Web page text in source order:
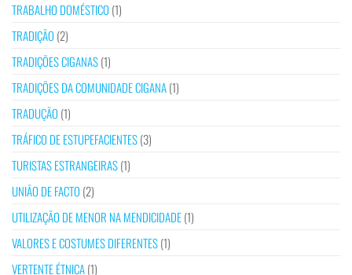
TRABALHO DOMÉSTICO (1)
TRADIÇÃO (2)
TRADIÇÕES CIGANAS(1)
TRADIÇÕES DA COMUNIDADE CIGANA(1)
TRADUÇÃO (1)
TRÁFICO DE ESTUPEFACIENTES(3)
TURISTAS ESTRANGEIRAS(1)
UNIÃO DE FACTO (2)
UTILIZAÇÃO DE MENOR NA MENDICIDADE(1)
VALORES E COSTUMES DIFERENTES(1)
VERTENTE ÉTNICA(1)